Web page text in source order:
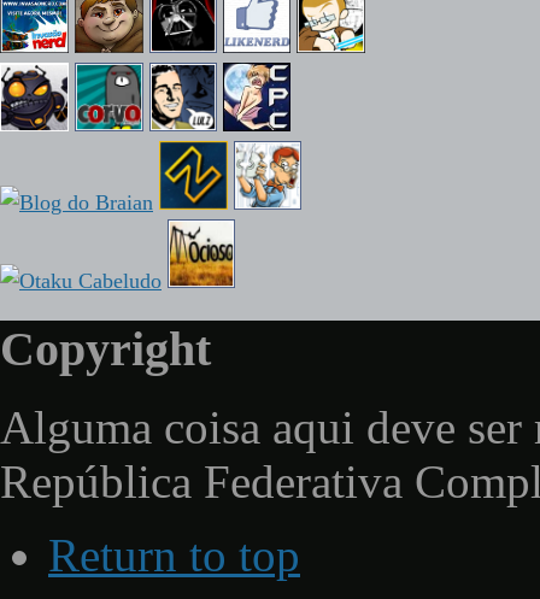
Copyright
Alguma coisa aqui deve ser
República Federativa
Return to top